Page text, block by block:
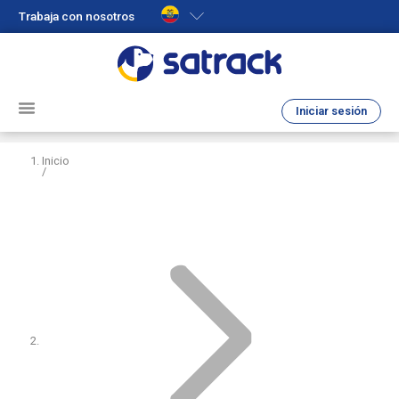
Trabaja con nosotros
Iniciar sesión
Inicio